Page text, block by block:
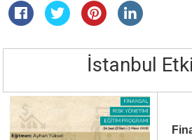
İstanbul